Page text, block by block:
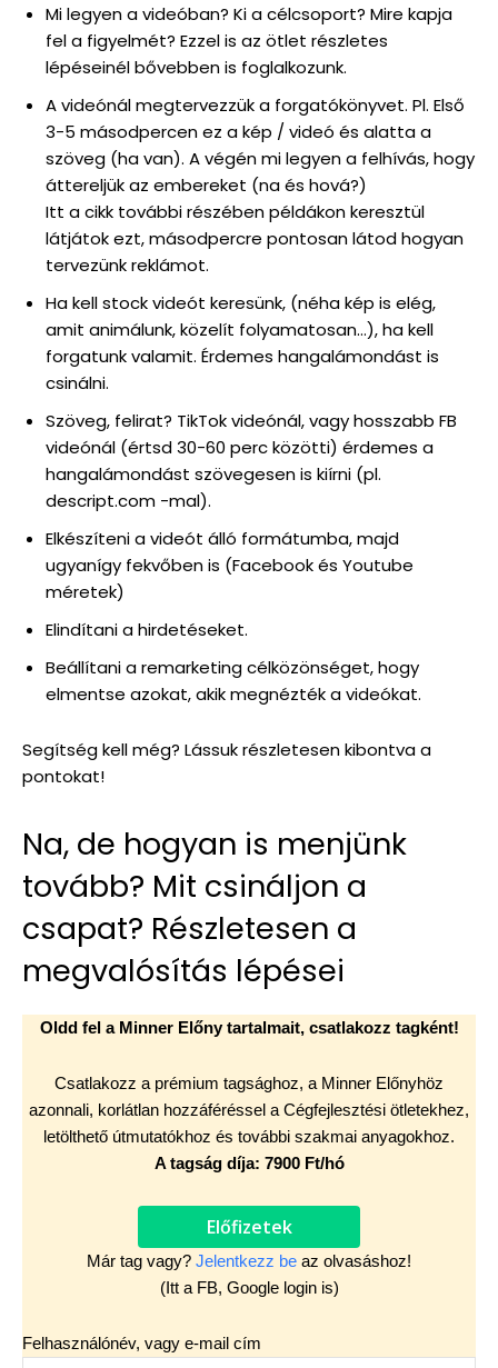
Mi legyen a videóban? Ki a célcsoport? Mire kapja
fel a figyelmét? Ezzel is az ötlet részletes
lépéseinél bővebben is foglalkozunk.
A videónál megtervezzük a forgatókönyvet. Pl. Első
3-5 másodpercen ez a kép / videó és alatta a
szöveg (ha van). A végén mi legyen a felhívás, hogy
áttereljük az embereket (na és hová?)
Itt a cikk további részében példákon keresztül
látjátok ezt, másodpercre pontosan látod hogyan
tervezünk reklámot.
Ha kell stock videót keresünk, (néha kép is elég,
amit animálunk, közelít folyamatosan…), ha kell
forgatunk valamit. Érdemes hangalámondást is
csinálni.
Szöveg, felirat? TikTok videónál, vagy hosszabb FB
videónál (értsd 30-60 perc közötti) érdemes a
hangalámondást szövegesen is kiírni (pl.
descript.com -mal).
Elkészíteni a videót álló formátumba, majd
ugyanígy fekvőben is (Facebook és Youtube
méretek)
Elindítani a hirdetéseket.
Beállítani a remarketing célközönséget, hogy
elmentse azokat, akik megnézték a videókat.
Segítség kell még? Lássuk részletesen kibontva a
pontokat!
Na, de hogyan is menjünk
tovább? Mit csináljon a
csapat? Részletesen a
megvalósítás lépései
Oldd fel a Minner Előny tartalmait, csatlakozz tagként!
Csatlakozz a prémium tagsághoz, a Minner Előnyhöz
azonnali, korlátlan hozzáféréssel a Cégfejlesztési ötletekhez,
letölthető útmutatókhoz és további szakmai anyagokhoz.
A tagság díja: 7900 Ft/hó
Előfizetek
Már tag vagy? Jelentkezz be az olvasáshoz!
(Itt a FB, Google login is)
Felhasználónév, vagy e-mail cím